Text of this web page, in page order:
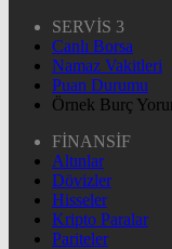
SERVİS 3
Canlı Borsa
Namaz Vakitleri
Puan Durumu
Örnek Burç
FİNANSİF
Altınlar
Dövizler
Hisseler
Kripto Paralar
Pariteler